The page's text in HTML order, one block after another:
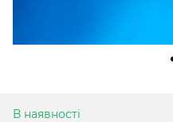
В наявності